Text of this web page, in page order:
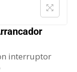
interruptor